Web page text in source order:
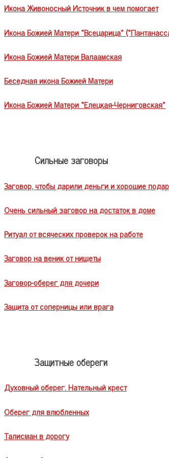
Икона Живоносный Источник в чем помогает
Икона Божией Матери «Всецарица»
Икона Божией Матери Валаамская
Беседная икона Божией Матери
Икона Божией Матери «Елецкая-Черниговская»
Сильные заговоры
Заговор, чтобы дарили деньги и хорошие
Очень сильный заговор на достаток в доме
Ритуал от всяческих проверок на работе
Заговор на веник от нищеты
Заговор-оберег для дочери
Защита от соперницы или врага
Защитные обереги
Духовный оберег. Нательный крест
Оберег для влюбленных
Талисман в дорогу